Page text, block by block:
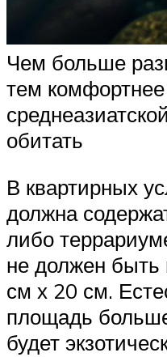
Чем больше
тем комфортнее
обитать
В квартирных
должна
либо
не должен
см х 20 см.
площадь
будет